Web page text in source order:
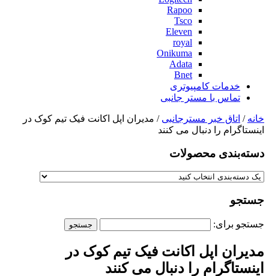
Rapoo
Tsco
Eleven
royal
Onikuma
Adata
Bnet
خدمات کامپیوتری
تماس با مستر جانبی
خانه / اتاق خبر مسترجانبی / مدیران اپل اکانت فیک تیم کوک در
اینستاگرام را دنبال می کنند
دسته‌بندی‌ محصولات
جستجو
جستجو برای:
مدیران اپل اکانت فیک تیم کوک در
اینستاگرام را دنبال می کنند